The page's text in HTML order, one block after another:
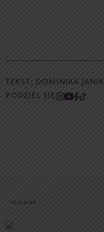
TEKST:
DOMINIKA JANIK
PODZIEL SIĘ
REKLAMA